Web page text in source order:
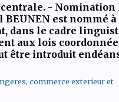
- Nomination
est nommé
dans le cadre
aux lois
être introduit
commerce exterieur et